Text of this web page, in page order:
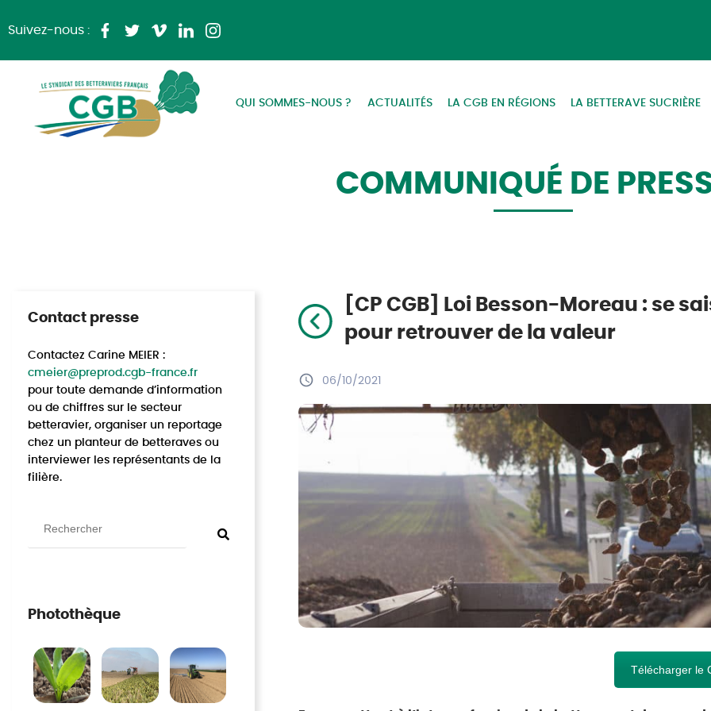
Suivez-nous :
QUI SOMMES-NOUS ? ACTUALITÉS LA CGB EN RÉGIONS LA BETTERAVE SUCRIÈRE
COMMUNIQUÉ DE
Contact presse
Contactez Carine MEIER :
cmeier@preprod.cgb-france.fr
pour toute demande d’information
ou de chiffres sur le secteur
betteravier, organiser un reportage
chez un planteur de betteraves ou
interviewer les représentants de la
filière.
Photothèque
[CP CGB] Loi Besson-Moreau : se
pour retrouver de la valeur
06/10/2021
Télécharger le